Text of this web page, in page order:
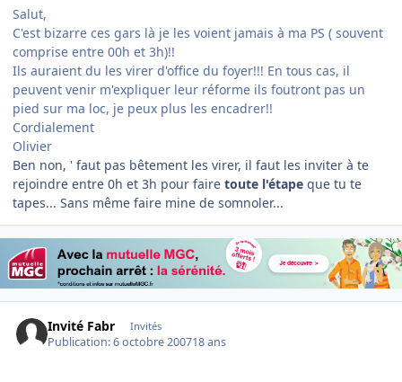
Salut,
C'est bizarre ces gars là je les voient jamais à ma PS ( souvent
comprise entre 00h et 3h)!!
Ils auraient du les virer d'office du foyer!!! En tous cas, il
peuvent venir m'expliquer leur réforme ils foutront pas un
pied sur ma loc, je peux plus les encadrer!!
Cordialement
Olivier
Ben non, ' faut pas bêtement les virer, il faut les inviter à te
rejoindre entre 0h et 3h pour faire toute l'étape que tu te
tapes... Sans même faire mine de somnoler...
Invité Fabr Invités
Publication:6 octobre 200718 ans